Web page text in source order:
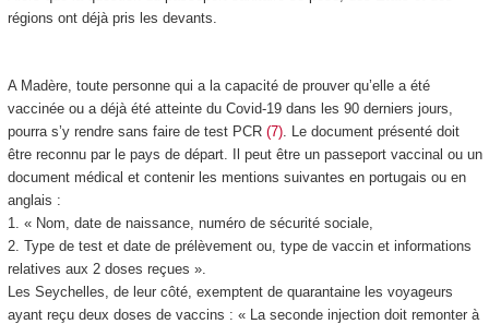
régions ont déjà pris les devants.
A Madère, toute personne qui a la capacité de prouver qu’elle a été
vaccinée ou a déjà été atteinte du Covid-19 dans les 90 derniers jours,
pourra s’y rendre sans faire de test PCR (7). Le document présenté doit
être reconnu par le pays de départ. Il peut être un passeport vaccinal ou un
document médical et contenir les mentions suivantes en portugais ou en
anglais :
1. « Nom, date de naissance, numéro de sécurité sociale,
2. Type de test et date de prélèvement ou, type de vaccin et informations
relatives aux 2 doses reçues ».
Les Seychelles, de leur côté, exemptent de quarantaine les voyageurs
ayant reçu deux doses de vaccins : « La seconde injection doit remonter à